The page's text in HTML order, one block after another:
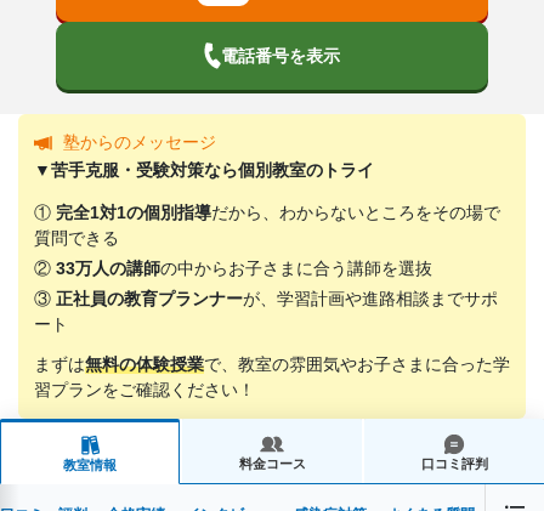
電話番号を表示
塾からのメッセージ
▼苦手克服・受験対策なら個別教室のトライ
① 完全1対1の個別指導だから、わからないところをその場で
質問できる
② 33万人の講師の中からお子さまに合う講師を選抜
③ 正社員の教育プランナーが、学習計画や進路相談までサポ
ート
まずは無料の体験授業で、教室の雰囲気やお子さまに合った学
習プランをご確認ください！
教室情報 料金コース 口コミ評判